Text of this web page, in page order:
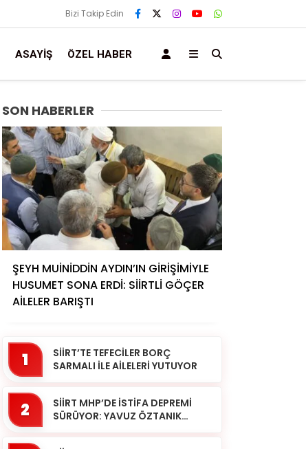
Bizi Takip Edin
ASAYIŞ ÖZEL HABER
SON HABERLER
ŞEYH MUİNİDDİN AYDIN’IN GİRİŞİMİYLE
HUSUMET SONA ERDİ: SİİRTLİ GÖÇER
AİLELER BARIŞTI
1
SİİRT’TE TEFECİLER BORÇ
SARMALI İLE AİLELERİ YUTUYOR
2
SİİRT MHP’DE İSTİFA DEPREMİ
SÜRÜYOR: YAVUZ ÖZTANIK